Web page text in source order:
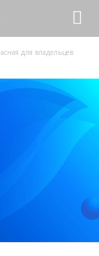
для владельцев